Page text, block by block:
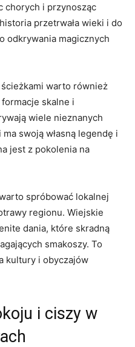
chorych i przynosząc
przetrwała wieki ​i ⁣do
odkrywania magicznych
warto również
​skalne i
wiele nieznanych
swoją własną legendę i
jest z ​pokolenia na
spróbować lokalnej
regionu. Wiejskie
dania, które skradną⁣
smakoszy. To
kultury i obyczajów
i ciszy w